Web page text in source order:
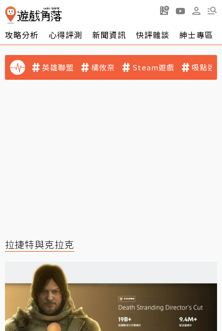
攻略分析 心得評測 新聞資訊 快評雜談 紳士專區
英雄聯盟 橘攸奈 Steam遊戲 吸點迷
拉捷特與克拉克